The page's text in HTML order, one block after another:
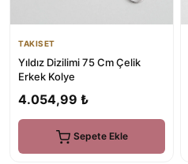
TAKISET
Yıldız Dizilimi 75 Cm Çelik
Erkek Kolye
4.054,99 ₺
Sepete Ekle